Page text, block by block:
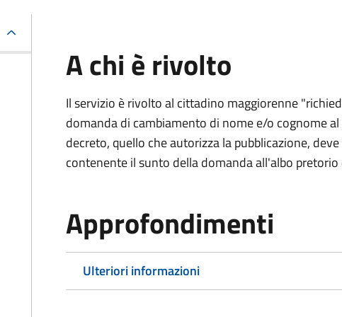
A chi è rivolto
Il servizio è rivolto al cittadino maggiorenne
domanda di cambiamento di nome e/o cognome
decreto, quello che autorizza la pubblicazione,
contenente il sunto della domanda all'albo pretorio
Approfondimenti
Ulteriori informazioni